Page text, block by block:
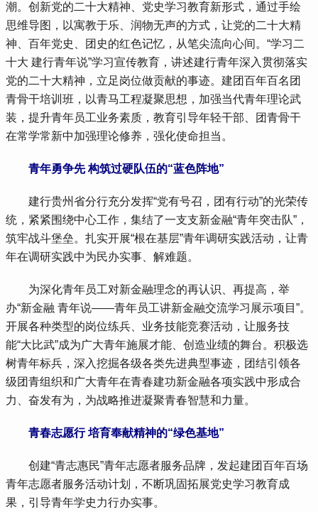
潮。创新党的二十大精神、党史学习教育新形式，通过手绘
思维导图，以寓教于乐、润物无声的方式，让党的二十大精
神、百年党史、团史的红色记忆，从笔尖流向心间。“学习二
十大 建行青年说”学习宣传教育，讲述建行青年深入贯彻落实
党的二十大精神，立足岗位做贡献的事迹。建团百年百名团
青骨干培训班，以青马工程凝聚思想，加强当代青年理论武
装，提升青年员工业务素质，教育引导年轻干部、团青骨干
在常学常新中加强理论修养，强化使命担当。
青年勇争先 构筑过硬队伍的“蓝色阵地”
建行贵州省分行充分发挥“党有号召，团有行动”的光荣传
统，紧紧围绕中心工作，集结了一支支新金融“青年突击队”，
筑牢战斗堡垒。扎实开展“根在基层”青年调研实践活动，让青
年在调研实践中为民办实事、解难题。
为深化青年员工对新金融理念的再认识、再提高，举
办“新金融 青年说——青年员工讲新金融交流学习展示项目”。
开展各种类型的岗位练兵、业务技能竞赛活动，让服务技
能“大比武”成为广大青年施展才能、创造业绩的舞台。积极选
树青年标兵，深入挖掘各级各类先进典型事迹，团结引领各
级团青组织和广大青年在青春建功新金融各项实践中形成合
力、奋发有为，为战略推进凝聚青春智慧和力量。
青春志愿行 培育奉献精神的“绿色基地”
创建“青志惠民”青年志愿者服务品牌，发起建团百年百场
青年志愿者服务活动计划，不断巩固拓展党史学习教育成
果，引导青年学史力行办实事。